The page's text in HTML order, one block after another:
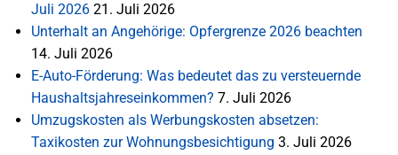
Juli 2026 21. Juli 2026
Unterhalt an Angehörige: Opfergrenze 2026 beachten
14. Juli 2026
E-Auto-Förderung: Was bedeutet das zu versteuernde
Haushaltsjahreseinkommen? 7. Juli 2026
Umzugskosten als Werbungskosten absetzen:
Taxikosten zur Wohnungsbesichtigung 3. Juli 2026